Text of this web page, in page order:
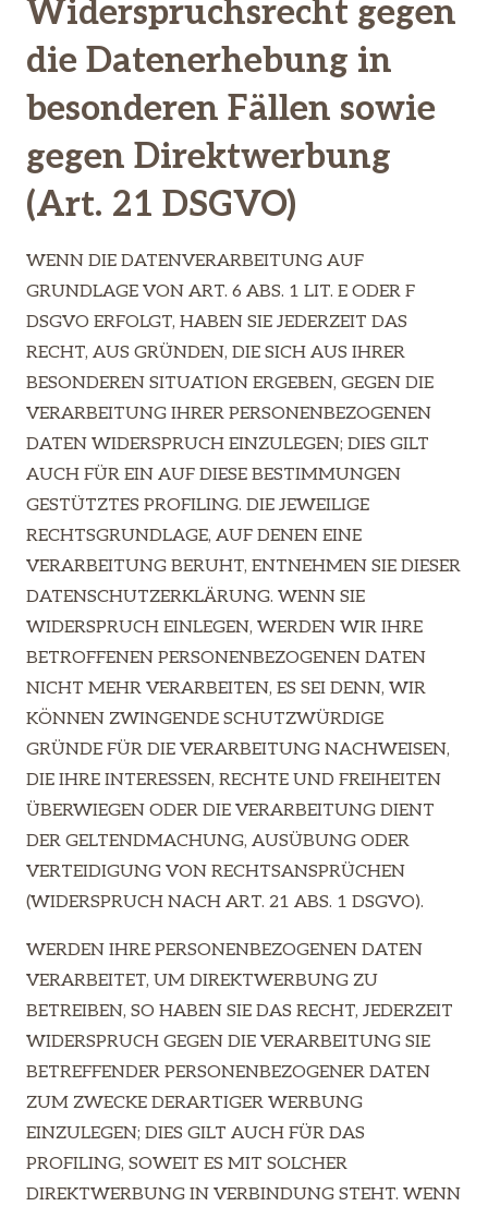
Widerspruchsrecht gegen
die Datenerhebung in
besonderen Fällen sowie
gegen Direktwerbung
(Art. 21 DSGVO)
WENN DIE DATENVERARBEITUNG AUF
GRUNDLAGE VON ART. 6 ABS. 1 LIT. E ODER F
DSGVO ERFOLGT, HABEN SIE JEDERZEIT DAS
RECHT, AUS GRÜNDEN, DIE SICH AUS IHRER
BESONDEREN SITUATION ERGEBEN, GEGEN DIE
VERARBEITUNG IHRER PERSONENBEZOGENEN
DATEN WIDERSPRUCH EINZULEGEN; DIES GILT
AUCH FÜR EIN AUF DIESE BESTIMMUNGEN
GESTÜTZTES PROFILING. DIE JEWEILIGE
RECHTSGRUNDLAGE, AUF DENEN EINE
VERARBEITUNG BERUHT, ENTNEHMEN SIE DIESER
DATENSCHUTZERKLÄRUNG. WENN SIE
WIDERSPRUCH EINLEGEN, WERDEN WIR IHRE
BETROFFENEN PERSONENBEZOGENEN DATEN
NICHT MEHR VERARBEITEN, ES SEI DENN, WIR
KÖNNEN ZWINGENDE SCHUTZWÜRDIGE
GRÜNDE FÜR DIE VERARBEITUNG NACHWEISEN,
DIE IHRE INTERESSEN, RECHTE UND FREIHEITEN
ÜBERWIEGEN ODER DIE VERARBEITUNG DIENT
DER GELTENDMACHUNG, AUSÜBUNG ODER
VERTEIDIGUNG VON RECHTSANSPRÜCHEN
(WIDERSPRUCH NACH ART. 21 ABS. 1 DSGVO).
WERDEN IHRE PERSONENBEZOGENEN DATEN
VERARBEITET, UM DIREKTWERBUNG ZU
BETREIBEN, SO HABEN SIE DAS RECHT, JEDERZEIT
WIDERSPRUCH GEGEN DIE VERARBEITUNG SIE
BETREFFENDER PERSONENBEZOGENER DATEN
ZUM ZWECKE DERARTIGER WERBUNG
EINZULEGEN; DIES GILT AUCH FÜR DAS
PROFILING, SOWEIT ES MIT SOLCHER
DIREKTWERBUNG IN VERBINDUNG STEHT. WENN